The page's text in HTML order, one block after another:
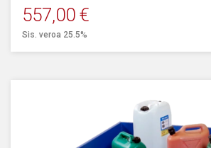
557,00 €
Sis. veroa 25.5%